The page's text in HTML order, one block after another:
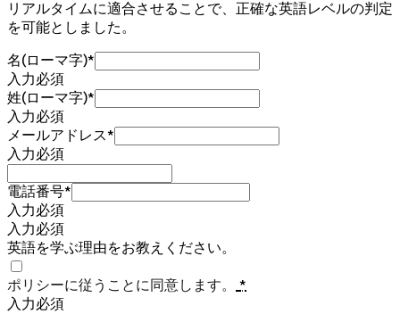
リアルタイムに適合させることで、正確な英語レベルの判定
を可能としました。
名(ローマ字)*
入力必須
姓(ローマ字)*
入力必須
メールアドレス*
入力必須
電話番号*
入力必須
入力必須
英語を学ぶ理由をお教えください。
ポリシーに従うことに同意します。
*
入力必須